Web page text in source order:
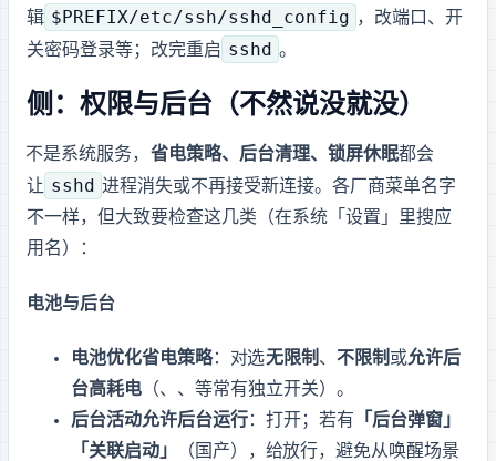
辑 $PREFIX/etc/ssh/sshd_config ，改端口、开
关密码登录等；改完重启 sshd 。
Android 侧：权限与后台（不然 sshd 说没就没）
Termux 不是系统服务，省电策略、后台清理、锁屏休眠都会
让 sshd 进程消失或不再接受新连接。各厂商菜单名字
不一样，但大致要检查这几类（在系统「设置」里搜应
用名 ）：
电池与后台
电池优化 / 省电策略：对 Termux 选无限制 、不限制 或允许后
台高耗电 （MIUI、ColorOS、HarmonyOS 等常有独立开关）。
后台活动 / 允许后台运行：打开；若有 「后台弹窗」
「关联启动」
（国产 ROM），给 Termux 放行，避免从 PC 唤醒场景